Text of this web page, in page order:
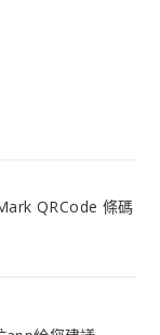
QRCode 條碼